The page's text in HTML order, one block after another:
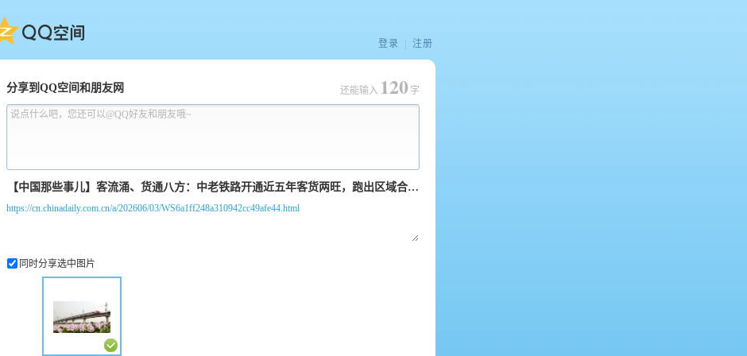
QQ空间
登录 注册
分享到QQ空间和朋友网
说点什么吧，您还可以@QQ好友和朋友哦~
还能输入 120 字
https://cn.chinadaily.com.cn/a/202606/03/WS6a1ff248a310942cc49afe44.html
同时分享选中图片